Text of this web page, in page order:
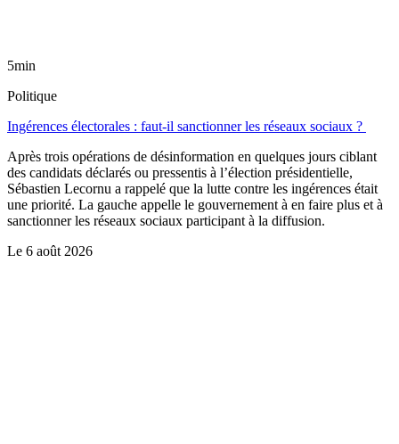
5min
Politique
Ingérences électorales : faut-il sanctionner les réseaux sociaux ?
Après trois opérations de désinformation en quelques jours ciblant
des candidats déclarés ou pressentis à l’élection présidentielle,
Sébastien Lecornu a rappelé que la lutte contre les ingérences était
une priorité. La gauche appelle le gouvernement à en faire plus et à
sanctionner les réseaux sociaux participant à la diffusion.
Le 6 août 2026